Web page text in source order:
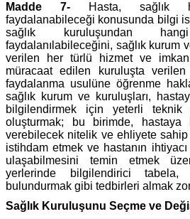
Madde 7- Hasta, sağlık
faydalanabileceği konusunda bilgi
sağlık kuruluşundan
faydalanılabileceğini, sağlık kurum
verilen her türlü hizmet ve
müracaat edilen kuruluşta verilen
faydalanma usulüne öğrenme
sağlık kurum ve kuruluşları,
bilgilendirmek için yeterli teknik
oluşturmak; bu birimde,
verebilecek nitelik ve ehliyete
istihdam etmek ve hastanın
ulaşabilmesini temin etmek
yerlerinde bilgilendirici
bulundurmak gibi tedbirleri almak
Sağlık Kuruluşunu Seçme ve